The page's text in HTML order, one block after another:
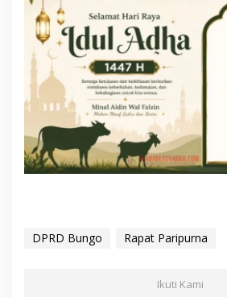
DPRD Bungo Rapat Paripurna
Ikuti Kami